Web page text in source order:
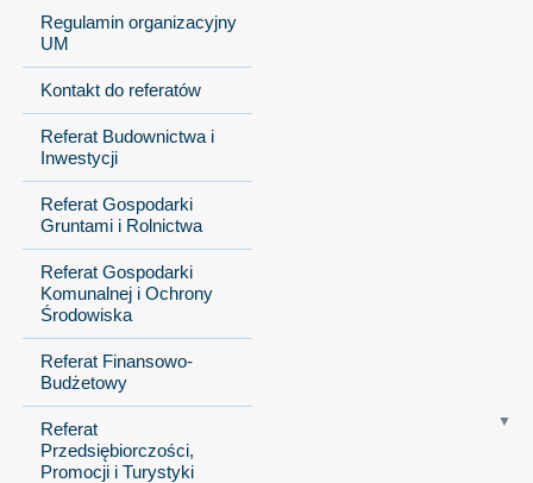
Regulamin organizacyjny
UM
Kontakt do referatów
Referat Budownictwa i
Inwestycji
Referat Gospodarki
Gruntami i Rolnictwa
Referat Gospodarki
Komunalnej i Ochrony
Środowiska
Referat Finansowo-
Budżetowy
Referat
Przedsiębiorczości,
Promocji i Turystyki